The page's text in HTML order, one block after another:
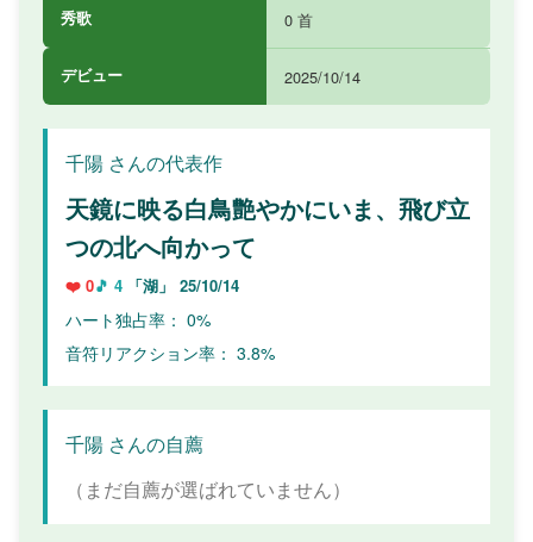
秀歌 0 首
デビュー 2025/10/14
千陽 さんの代表作
天鏡に映る白鳥艶やかにいま、飛び立
つの北へ向かって
❤️ 0🎵 4 「湖」 25/10/14
ハート独占率： 0%
音符リアクション率： 3.8%
千陽 さんの自薦
（まだ自薦が選ばれていません）